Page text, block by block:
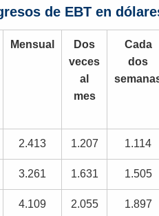
de EBT en
Mensual
Dos
veces
al
mes
Cada
dos
2.413 1.207 1.114
3.261 1.631 1.505
4.109 2.055 1.897